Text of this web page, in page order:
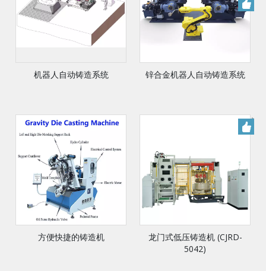
机器人自动铸造系统 锌合金机器人自动铸造系统
方便快捷的铸造机
龙门式低压铸造机 (CJRD-
5042)